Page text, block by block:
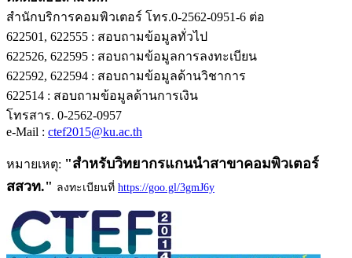
สำนักบริการคอมพิวเตอร์ โทร.0-2562-0951-6 ต่อ
622501, 622555 : สอบถามข้อมูลทั่วไป
622526, 622595 : สอบถามข้อมูลการลงทะเบียน
622592, 622594 : สอบถามข้อมูลด้านวิชาการ
622514 : สอบถามข้อมูลด้านการเงิน
โทรสาร. 0-2562-0957
e-Mail : ctef2015@ku.ac.th
หมายเหตุ: "สำหรับวิทยากรแกนนำสาขาคอมพิวเตอร์
สสวท." ลงทะเบียนที่ https://goo.gl/3gmJ6y